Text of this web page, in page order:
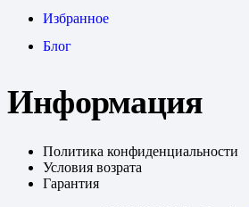
Избранное
Блог
Информация
Политика конфиденциальности
Условия возрата
Гарантия